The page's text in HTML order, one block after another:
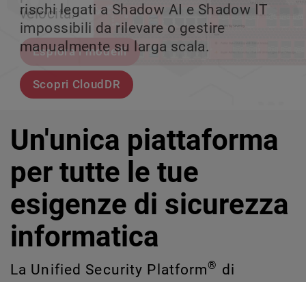
velocità.
Esplora i modelli
rischi legati a Shadow AI e Shadow IT
impossibili da rilevare o gestire
manualmente su larga scala.
Scopri CloudDR
tuo team può crescere senza perdere il
controllo.
Scopri Rai
scalabile.
Scopri WatchGuard EDR
Un'unica piattaforma
per tutte le tue
esigenze di sicurezza
informatica
La Unified Security Platform® di